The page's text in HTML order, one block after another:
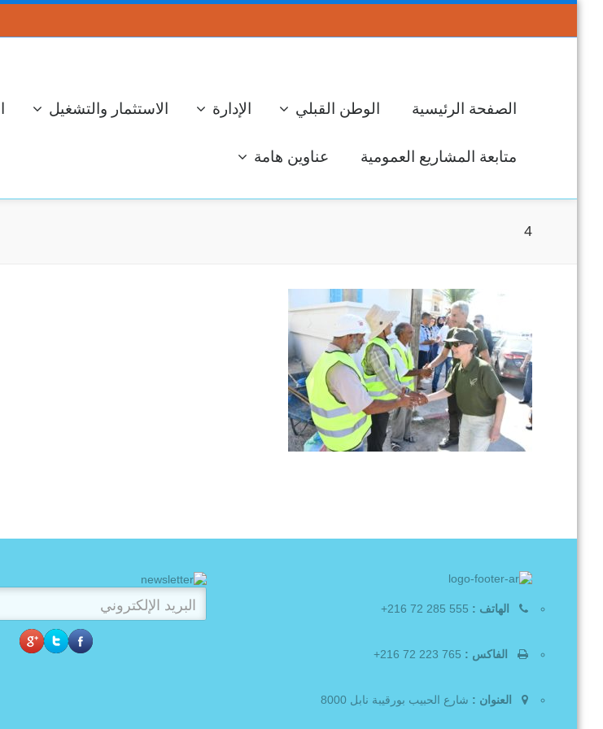
الصفحة الرئيسية الوطن القبلي الإدارة الاستثمار والتشغيل
متابعة المشاريع العمومية عناوين هامة
4
الهاتف :
الفاكس :
العنوان : شارع الحبيب بورقيبة نابل 8000